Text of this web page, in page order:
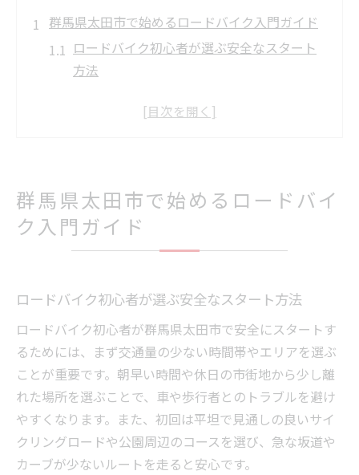
群馬県太田市で始めるロードバイク入門ガイド
ロードバイク初心者が選ぶ安全なスタート
方法
ロードバイクの基礎知識と装備の選び方ガ
イド
ロードバイクで安心して走るための準備事
初心者が無理なく楽しむロードバイク生活の始
め方
ロードバイクで無理せず日常に取り入れる
コツ
ロードバイク初心者が実践する習慣化のポ
イント
ロードバイクの距離設定が続ける秘訣にな
る理由
群馬県太田市で始めるロードバイ
ク入門ガイド
ロードバイク初心者が選ぶ安全なスタート方法
ロードバイク初心者が群馬県太田市で安全にスタートす
るためには、まず交通量の少ない時間帯やエリアを選ぶ
ことが重要です。朝早い時間や休日の市街地から少し離
れた場所を選ぶことで、車や歩行者とのトラブルを避け
やすくなります。また、初回は平坦で見通しの良いサイ
クリングロードや公園周辺のコースを選び、急な坂道や
カーブが少ないルートを走ると安心です。